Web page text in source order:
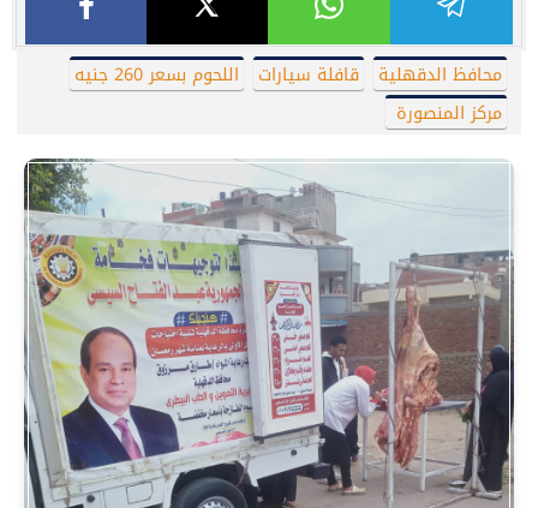
محافظ الدقهلية قافلة سيارات
اللحوم بسعر 260 جنيه
مركز المنصورة